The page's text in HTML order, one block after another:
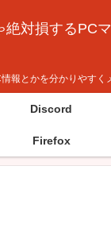
絶対損するPC
報とかを分かりやすく
Discord
Firefox